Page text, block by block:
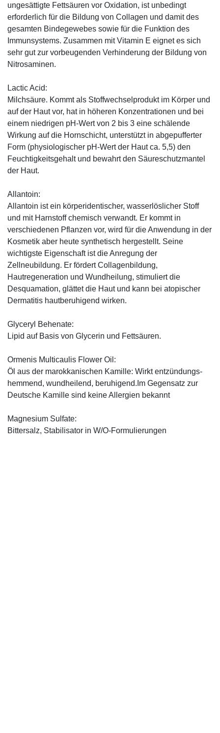
ungesättigte Fettsäuren vor Oxidation, ist unbedingt
erforderlich für die Bildung von Collagen und damit des
gesamten Bindegewebes sowie für die Funktion des
Immunsystems. Zusammen mit Vitamin E eignet es sich
sehr gut zur vorbeugenden Verhinderung der Bildung von
Nitrosaminen.
Lactic Acid:
Milchsäure. Kommt als Stoffwechselprodukt im Körper und
auf der Haut vor, hat in höheren Konzentrationen und bei
einem niedrigen pH-Wert von 2 bis 3 eine schälende
Wirkung auf die Hornschicht, unterstützt in abgepufferter
Form (physiologischer pH-Wert der Haut ca. 5,5) den
Feuchtigkeitsgehalt und bewahrt den Säureschutzmantel
der Haut.
Allantoin:
Allantoin ist ein körperidentischer, wasserlöslicher Stoff
und mit Harnstoff chemisch verwandt. Er kommt in
verschiedenen Pflanzen vor, wird für die Anwendung in der
Kosmetik aber heute synthetisch hergestellt. Seine
wichtigste Eigenschaft ist die Anregung der
Zellneubildung. Er fördert Collagenbildung,
Hautregeneration und Wundheilung, stimuliert die
Desquamation, glättet die Haut und kann bei atopischer
Dermatitis hautberuhigend wirken.
Glyceryl Behenate:
Lipid auf Basis von Glycerin und Fettsäuren.
Ormenis Multicaulis Flower Oil:
Öl aus der marokkanischen Kamille: Wirkt entzündungs-
hemmend, wundheilend, beruhigend.Im Gegensatz zur
Deutsche Kamille sind keine Allergien bekannt
Magnesium Sulfate:
Bittersalz, Stabilisator in W/O-Formulierungen